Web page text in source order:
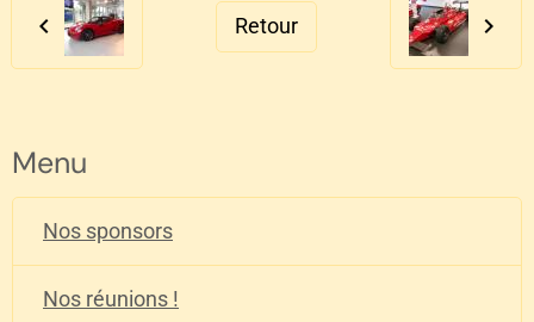
Retour
Menu
Nos sponsors
Nos réunions !